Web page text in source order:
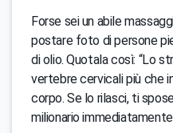
Forse sei un abile
postare foto di persone
di olio. Quotala così: “Lo
vertebre cervicali più che
corpo. Se lo rilasci, ti
milionario